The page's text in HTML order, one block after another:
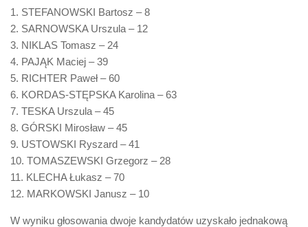
1. STEFANOWSKI Bartosz – 8
2. SARNOWSKA Urszula – 12
3. NIKLAS Tomasz – 24
4. PAJĄK Maciej – 39
5. RICHTER Paweł – 60
6. KORDAS-STĘPSKA Karolina – 63
7. TESKA Urszula – 45
8. GÓRSKI Mirosław – 45
9. USTOWSKI Ryszard – 41
10. TOMASZEWSKI Grzegorz – 28
11. KLECHA Łukasz – 70
12. MARKOWSKI Janusz – 10
W wyniku głosowania dwoje kandydatów uzyskało jednakową